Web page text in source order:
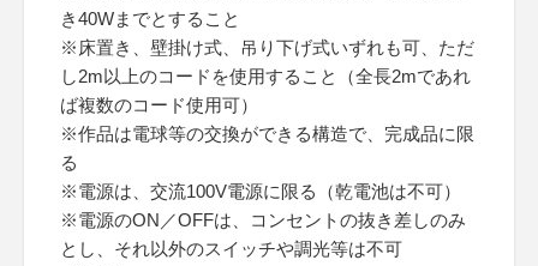
き40Wまでとすること
※床置き、壁掛け式、吊り下げ式いずれも可、ただ
し2m以上のコードを使用すること（全長2mであれ
ば複数のコード使用可）
※作品は電球等の交換ができる構造で、完成品に限
る
※電源は、交流100V電源に限る（乾電池は不可）
※電源のON／OFFは、コンセントの抜き差しのみ
とし、それ以外のスイッチや調光等は不可